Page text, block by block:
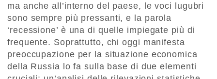
ma anche all’interno del paese, le voci lugubri
sono sempre più pressanti, e la parola
‘recessione’ è una di quelle impiegate più di
frequente. Soprattutto, chi oggi manifesta
preoccupazione per la situazione economica
della Russia lo fa sulla base di due elementi